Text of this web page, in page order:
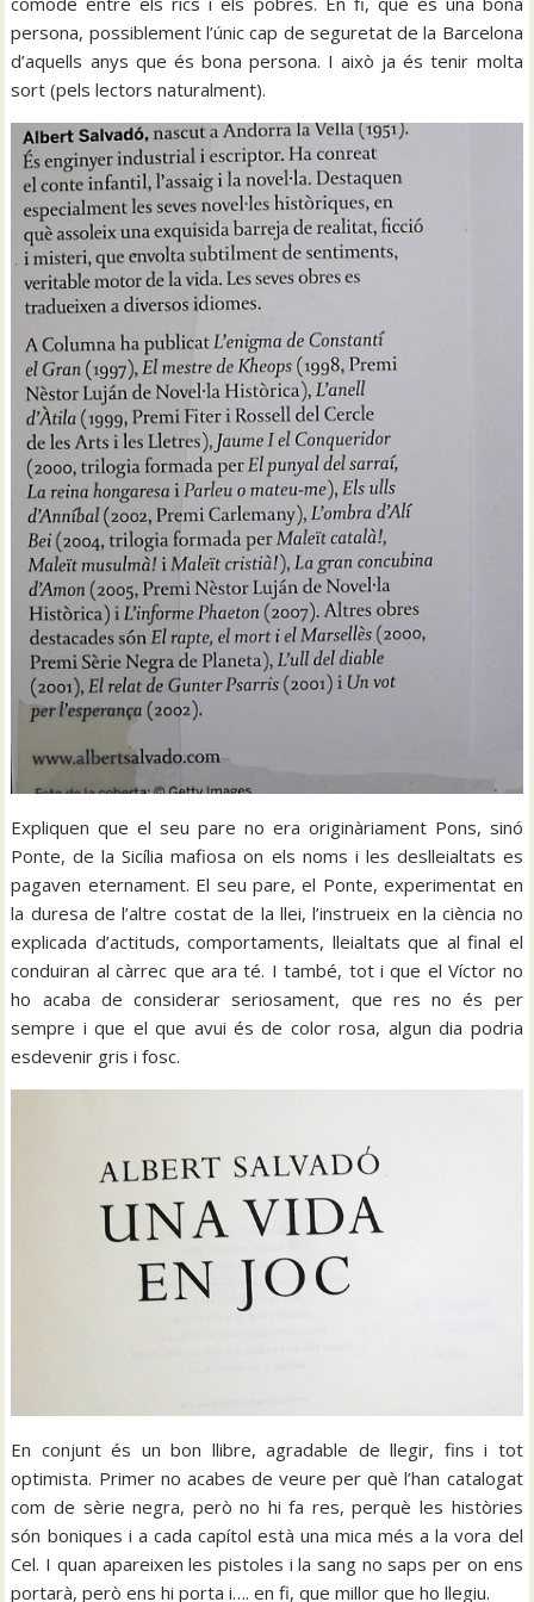
persona, possiblement l’únic cap de seguretat de la Barcelona
d’aquells anys que és bona persona. I això ja és tenir molta
sort (pels lectors naturalment).
Expliquen que el seu pare no era originàriament Pons, sinó
Ponte, de la Sicília mafiosa on els noms i les deslleialtats es
pagaven eternament. El seu pare, el Ponte, experimentat en
la duresa de l’altre costat de la llei, l’instrueix en la ciència no
explicada d’actituds, comportaments, lleialtats que al final el
conduiran al càrrec que ara té. I també, tot i que el Víctor no
ho acaba de considerar seriosament, que res no és per
sempre i que el que avui és de color rosa, algun dia podria
esdevenir gris i fosc.
En conjunt és un bon llibre, agradable de llegir, fins i tot
optimista. Primer no acabes de veure per què l’han catalogat
com de sèrie negra, però no hi fa res, perquè les històries
són boniques i a cada capítol està una mica més a la vora del
Cel. I quan apareixen les pistoles i la sang no saps per on ens
portarà, però ens hi porta i…. en fi, que millor que ho llegiu.